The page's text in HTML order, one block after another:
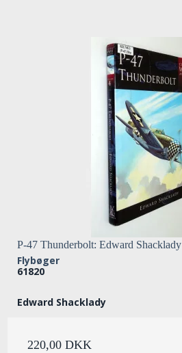
P-47 Thunderbolt: Edward Shacklady
Flybøger
61820
Edward Shacklady
220,00 DKK